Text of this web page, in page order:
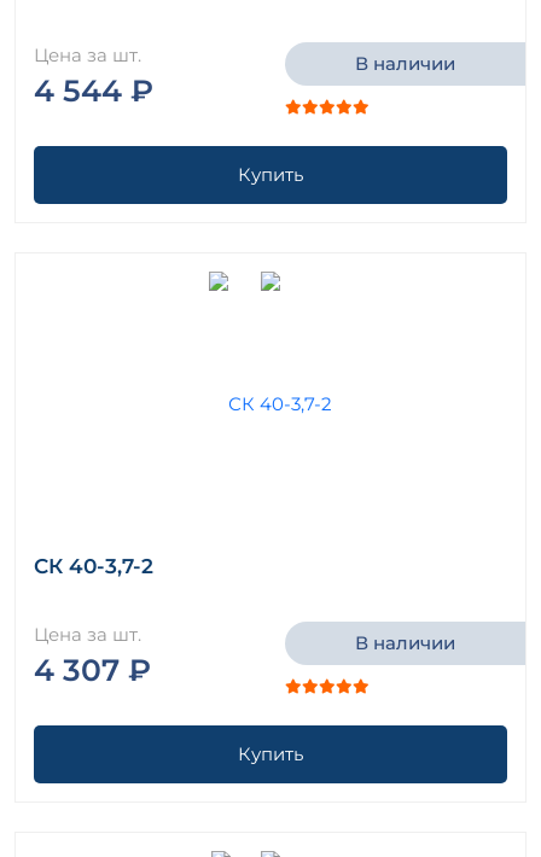
Цена за шт.
4 544 ₽
В наличии
Купить
СК 40-3,7-2
Цена за шт.
4 307 ₽
В наличии
Купить